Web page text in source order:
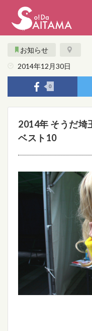
娯楽・観光
企業・団体
行政
地域から探す
募集！
運営団体
お知らせ
2014年12月30日
0
2014年 そうだ埼
ベスト10